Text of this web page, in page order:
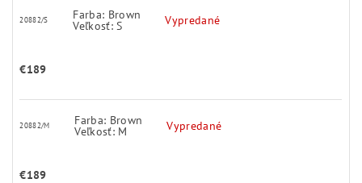
20882/S Farba: Brown
Veľkosť: S Vypredané
€189
20882/M Farba: Brown
Veľkosť: M Vypredané
€189